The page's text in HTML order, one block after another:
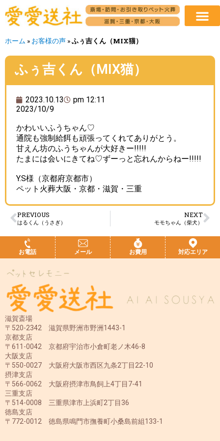
ホーム » お客様の声 »ふぅ吉くん（MIX猫）
ふぅ吉くん（MIX猫）
2023.10.13
pm 12:11
2023/10/9
かわいいふうちゃん♡
通院も強制給餌も頑張ってくれてありがとう。
甘えん坊のふうちゃんが大好きー!!!!!
たまには会いにきてね♡ずーっと忘れんからねー!!!!!
Y.S様（京都府京都市）
ペット火葬大阪・京都・滋賀・三重
PREVIOUS
はるくん（うさぎ）
NEXT
モモちゃん（柴犬）
お電話 メール お費用 対応エリア
滋賀斎場
〒520-2342 滋賀県野洲市野洲1443-1
京都支店
〒611-0042 京都府宇治市小倉町老ノ木46-8
大阪支店
〒550-0027 大阪府大阪市西区九条2丁目22-10
摂津支店
〒566-0062 大阪府摂津市鳥飼上4丁目7-41
三重支店
〒514-0008 三重県津市上浜町2丁目36
徳島支店
〒772-0012 徳島県鳴門市撫養町小桑島前組133-1